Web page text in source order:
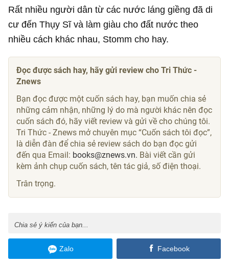
quốc gia giàu có nhất châu Âu trong suốt một nghìn
năm.
Khi đó cũng như bây giờ, “chúng tôi luôn duy trì mối
Ngoài ra, tất cả tuyến đường thương mại chính của
châu Âu đều đi qua Thụy Sĩ, từ bắc xuống nam. Lợi
thế địa lý này vẫn đang đóng vai trò quan trọng
trong sự thịnh vượng và giàu có của Thụy Sĩ ngày
nay.
THỨ BA: CHÍNH SÁCH NHẬP
CƯ CỦA THỤY SĨ
Trong những thế kỷ trước và cả ngày nay, việc
người nước ngoài nhập cư vào các thành phố của
Thụy Sĩ, đặc biệt là Geneva, Basel và Zurich, đã